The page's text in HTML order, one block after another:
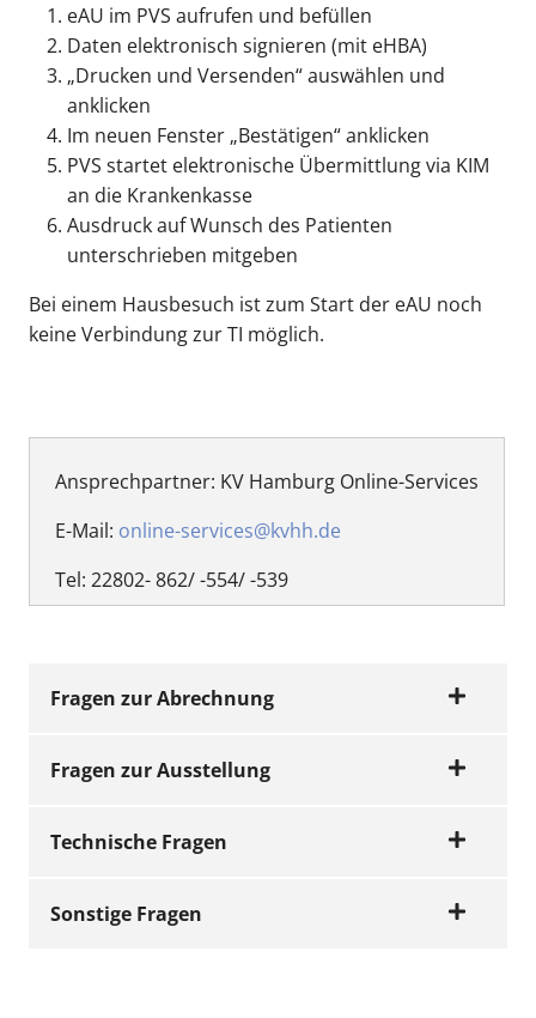
eAU im PVS aufrufen und befüllen
Daten elektronisch signieren (mit eHBA)
„Drucken und Versenden“ auswählen und
anklicken
Im neuen Fenster „Bestätigen“ anklicken
PVS startet elektronische Übermittlung via KIM
an die Krankenkasse
Ausdruck auf Wunsch des Patienten
unterschrieben mitgeben
Bei einem Hausbesuch ist zum Start der eAU noch
keine Verbindung zur TI möglich.
Ansprechpartner: KV Hamburg Online-Services
E-Mail: online-services@kvhh.de
Tel: 22802- 862/ -554/ -539
Fragen zur Abrechnung
Können wir für das
Ziffer abrechnen?
Fragen zur Ausstellung
Wie wird die eAU
Technische Fragen
Sonstige Fragen